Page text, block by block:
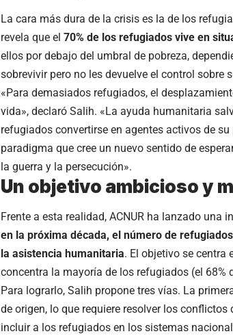
La cara más dura de la crisis es la de los
revela que el 70% de los refugiados vive en
ellos por debajo del umbral de pobreza,
sobrevivir pero no les devuelve el control sobre
«Para demasiados refugiados, el
vida», declaró Salih. «La ayuda humanitaria
refugiados convertirse en agentes activos de
paradigma que cree un nuevo sentido de
la guerra y la persecución».
Un objetivo ambicioso y
Frente a esta realidad, ACNUR ha lanzado una
en la próxima década, el número de
la asistencia humanitaria. El objetivo se centra
concentra la mayoría de los refugiados (el 68%
Para lograrlo, Salih propone tres vías. La
de origen, lo que requiere resolver los
incluir a los refugiados en los sistemas